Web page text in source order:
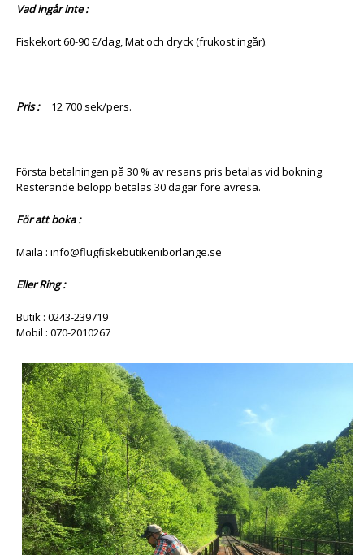
Vad ingår inte :
Fiskekort 60-90 €/dag, Mat och dryck (frukost ingår).
Pris : 12 700 sek/pers.
Första betalningen på 30 % av resans pris betalas vid bokning.
Resterande belopp betalas 30 dagar före avresa.
För att boka :
Maila : info@flugfiskebutikeniborlange.se
Eller Ring :
Butik : 0243-239719
Mobil : 070-2010267